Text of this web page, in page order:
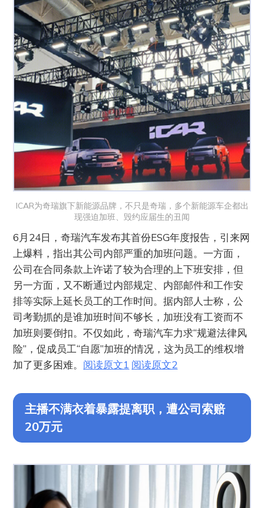
ICAR为奇瑞旗下新能源品牌，不只是奇瑞，多个新能源车企都出
现强迫加班、毁约应届生的丑闻
6月24日，奇瑞汽车发布其首份ESG年度报告，引来网
上爆料，指出其公司内部严重的加班问题。一方面，
公司在合同条款上许诺了较为合理的上下班安排，但
另一方面，又不断通过内部规定、内部邮件和工作安
排等实际上延长员工的工作时间。据内部人士称，公
司考勤抓的是谁加班时间不够长，加班没有工资而不
加班则要倒扣。不仅如此，奇瑞汽车力求“规避法律风
险”，促成员工“自愿”加班的情况，这为员工的维权增
加了更多困难。 阅读原文1 阅读原文2
主播不满衣着暴露提离职，遭公司索赔
20万元